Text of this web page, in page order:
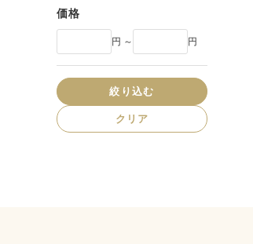
価格
円 ～ 円
絞り込む
クリア